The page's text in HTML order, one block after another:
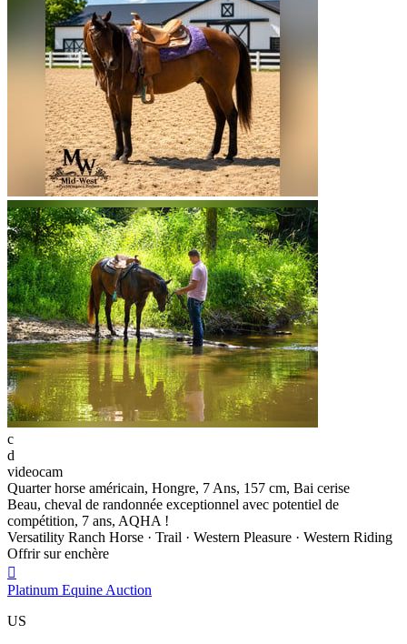
c
d
videocam
Quarter horse américain, Hongre, 7 Ans, 157 cm, Bai cerise
Beau, cheval de randonnée exceptionnel avec potentiel de
compétition, 7 ans, AQHA !
Versatility Ranch Horse · Trail · Western Pleasure · Western Riding
Offrir sur enchère

Platinum Equine Auction
US